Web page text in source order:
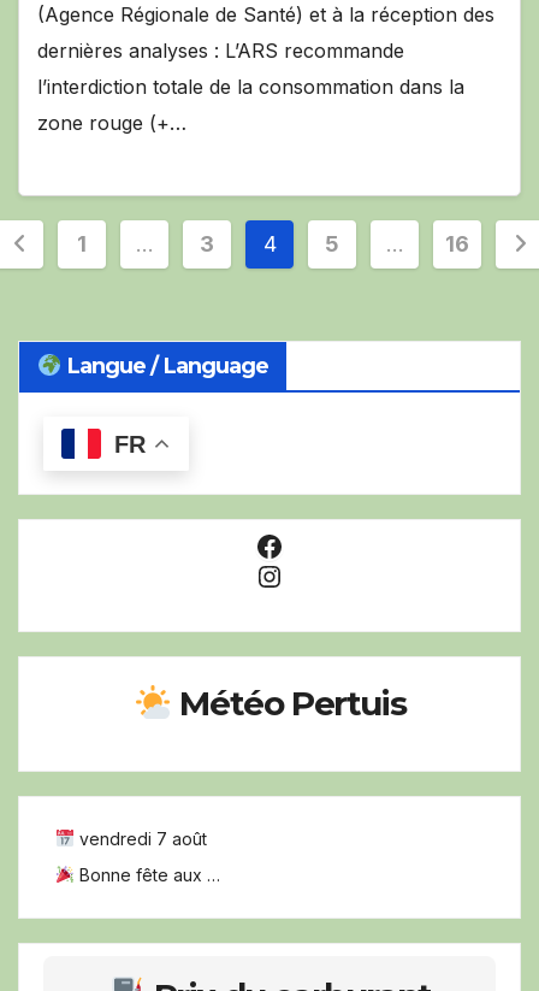
(Agence Régionale de Santé) et à la réception des
dernières analyses : L’ARS recommande
l’interdiction totale de la consommation dans la
zone rouge (+…
1 … 3 4 5 … 16
Langue / Language
FR
Facebook
Instagram
Météo Pertuis
vendredi 7 août
Bonne fête aux …